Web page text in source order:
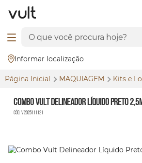
Informar localização
Página Inicial MAQUIAGEM Kits e
Combo Vult Delineador Líquido Preto
Cód. V2025111121